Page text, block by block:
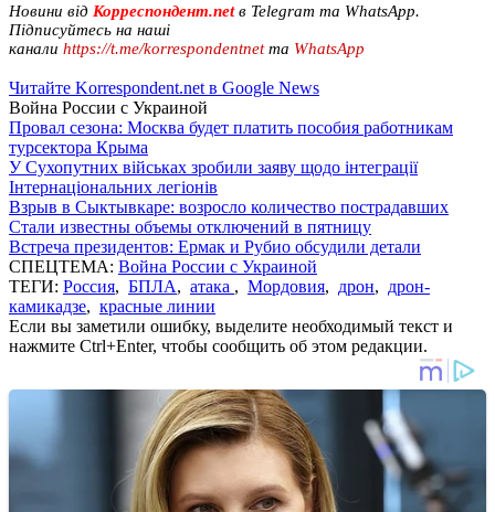
Новини від Корреспондент.netв Telegram та WhatsApp.
Підписуйтесь на наші
канали https://t.me/korrespondentnetта WhatsApp
Читайте Korrespondent.net в Google News
Война России с Украиной
Провал сезона: Москва будет платить пособия работникам
турсектора Крыма
У Сухопутних військах зробили заяву щодо інтеграції
Інтернаціональних легіонів
Взрыв в Сыктывкаре: возросло количество пострадавших
Стали известны объемы отключений в пятницу
Встреча президентов: Ермак и Рубио обсудили детали
СПЕЦТЕМА: Война России с Украиной
ТЕГИ: Россия, БПЛА, атака , Мордовия, дрон, дрон-
камикадзе, красные линии
Если вы заметили ошибку, выделите необходимый текст и
нажмите Ctrl+Enter, чтобы сообщить об этом редакции.